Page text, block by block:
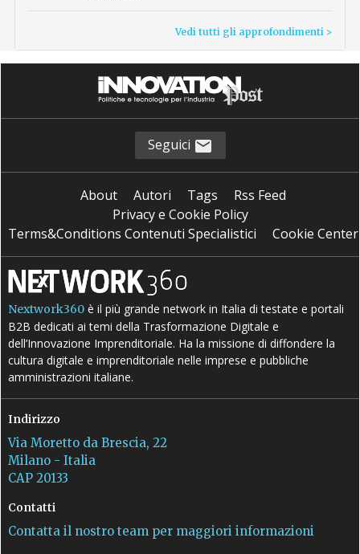
Vedi tutti gli approfondimenti >
Seguici
About Autori Tags
Rss Feed
Privacy e Cookie Policy
Terms&Conditions Contenuti Specialistici
Cookie Center
Nextwork360 è il più grande network in Italia di testate e portali
B2B dedicati ai temi della Trasformazione Digitale e
dell’Innovazione Imprenditoriale. Ha la missione di diffondere la
cultura digitale e imprenditoriale nelle imprese e pubbliche
amministrazioni italiane.
Indirizzo
Via Moretto da Brescia, 22
Milano - Italia
CAP 20133
Contatti
Contatta il nostro team per maggiori informazioni